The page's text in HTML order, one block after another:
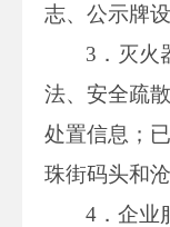
志、公示牌
3．灭火
法、安全疏
处置信息；
珠街码头和
4．企业